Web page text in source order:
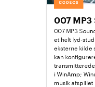
CODECS
007 MP3
007 MP3
et helt lyd-
eksterne kilde
kan
i WinAmp;
musik